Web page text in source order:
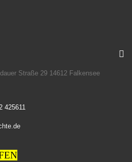
Straße 29 14612 Falkensee
425611